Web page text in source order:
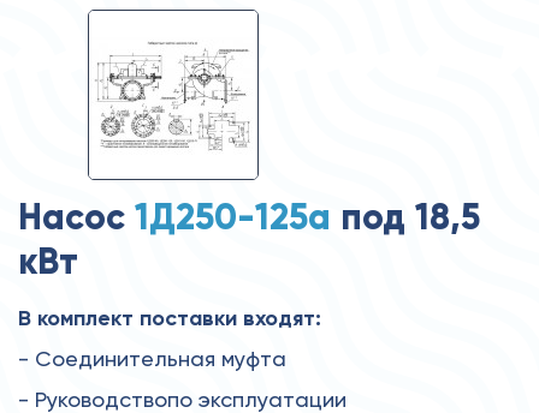
Насос 1Д250-125а под 18,5
кВт
В комплект поставки входят:
- Соединительная муфта
- Руководствопо эксплуатации